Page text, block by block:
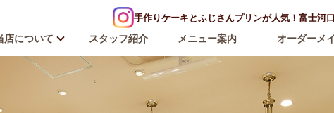
手作りケーキとふじさんプリンが人気！富士河
店について スタッフ紹介 メニュー案内 オーダーメ